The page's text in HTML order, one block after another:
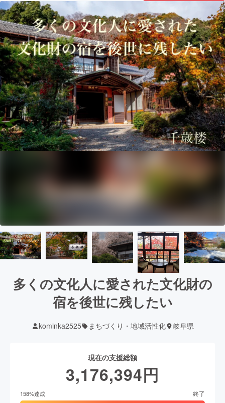
多くの文化人に愛された文化財の
宿を後世に残したい
kominka2525 まちづくり・地域活性化 岐阜県
現在の支援総額
3,176,394円
158%達成 終了